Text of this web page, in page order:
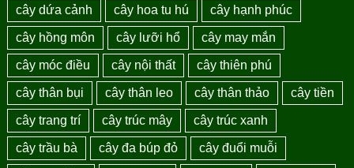
cây dứa cảnh cây hoa tu hú cây hạnh phúc
cây hồng môn cây lưỡi hổ cây may mắn
cây móc điều cây nội thất cây thiên phú
cây thân bụi cây thân leo cây thân thảo cây tiền
cây trang trí cây trúc mây cây trúc xanh
cây trầu bà cây đa búp đỏ cây đuổi muỗi